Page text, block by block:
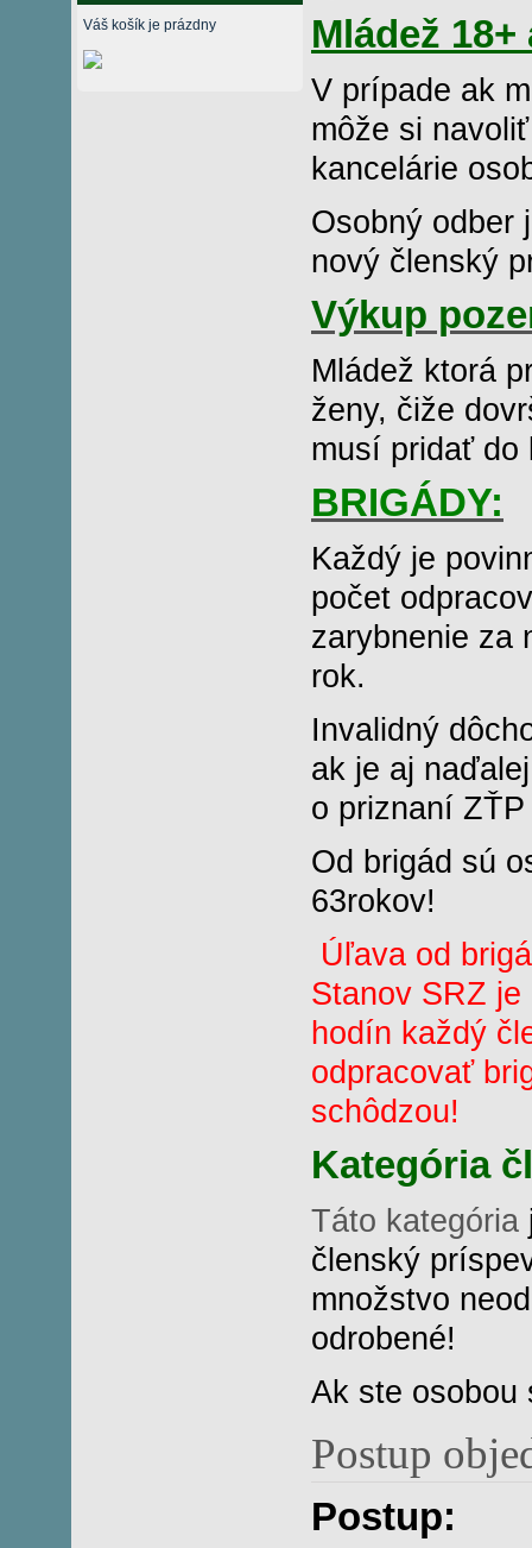
Váš košík je prázdny Mládež
V prípade ak
môže si
kancelárie
Osobný odber
nový členský
Výkup
Mládež ktorá
ženy, čiže
musí pridať do
BRIGÁDY:
Každý je
počet
zarybnenie za
rok.
Invalidný
ak je aj
o priznaní
Od brigád sú
63rokov!
Úľava od
Stanov SRZ
hodín každý
odpracovať
schôdzou!
Kategória
Táto kategória
členský
množstvo
odrobené!
Ak ste osobou
Postup
Postup: